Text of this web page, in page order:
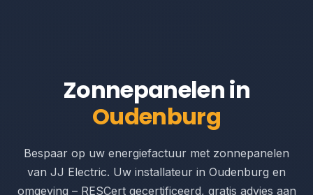
Zonnepanelen in
Oudenburg
Bespaar op uw energiefactuur met zonnepanelen
van JJ Electric. Uw installateur in Oudenburg en
omgeving – RESCert gecertificeerd, gratis advies aan